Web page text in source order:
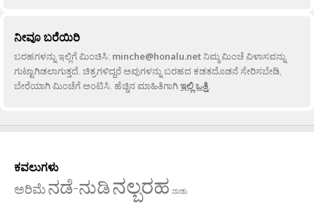
ನೀವೂ ಬರೆಯಿರಿ
ಬರಹಗಳನ್ನು ಇಲ್ಲಿಗೆ ಮಿಂಚಿಸಿ: minche@honalu.netನಿಮ್ಮ ಮಿಂಚೆ ವಿಳಾಸವನ್ನು
ಗುಟ್ಟಾಗಿಡಲಾಗುತ್ತದೆ. ಚಿತ್ರಗಳಿದ್ದರೆ ಅವುಗಳನ್ನು ಬರಹದ ಕಡತದೊಡನೆ ಸೇರಿಸಬೇಡಿ,
ಬೇರೆಯಾಗಿ ಮಿಂಚೆಗೆ ಅಂಟಿಸಿ. ಹೆಚ್ಚಿನ ಮಾಹಿತಿಗಾಗಿಇಲ್ಲಿ ಒತ್ತಿ.
ಕವಲುಗಳು
ಅರಿಮೆನಡೆ-ನುಡಿನಲ್ಬರಹ ನಾಡು